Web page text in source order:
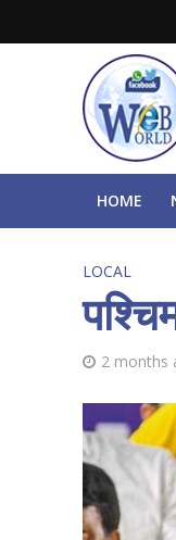
HOME
LOCAL
2 months